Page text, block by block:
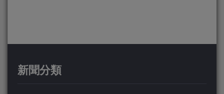
新聞分類